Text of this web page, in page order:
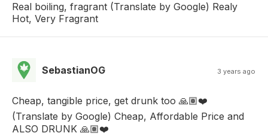
Real boiling, fragrant (Translate by Google) Realy
Hot, Very Fragrant
SebastianOG 3 years ago
Cheap, tangible price, get drunk too 🙏🏽❤️
(Translate by Google) Cheap, Affordable Price and
ALSO DRUNK 🙏🏽❤️